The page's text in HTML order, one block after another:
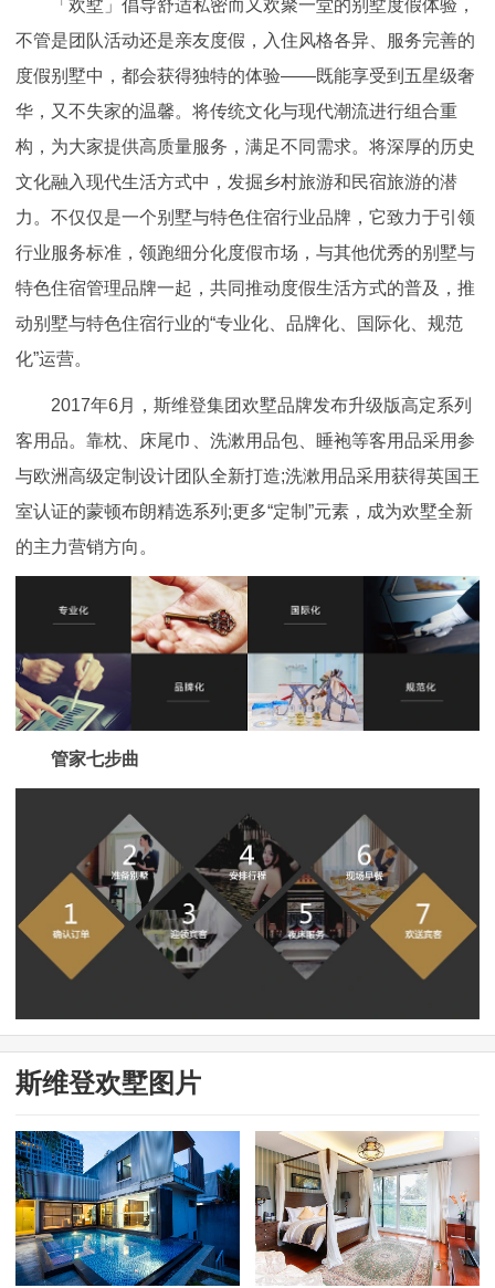
「欢墅」倡导舒适私密而又欢聚一堂的别墅度假体验，
不管是团队活动还是亲友度假，入住风格各异、服务完善的
度假别墅中，都会获得独特的体验——既能享受到五星级奢
华，又不失家的温馨。将传统文化与现代潮流进行组合重
构，为大家提供高质量服务，满足不同需求。将深厚的历史
文化融入现代生活方式中，发掘乡村旅游和民宿旅游的潜
力。不仅仅是一个别墅与特色住宿行业品牌，它致力于引领
行业服务标准，领跑细分化度假市场，与其他优秀的别墅与
特色住宿管理品牌一起，共同推动度假生活方式的普及，推
动别墅与特色住宿行业的“专业化、品牌化、国际化、规范
化”运营。
2017年6月，斯维登集团欢墅品牌发布升级版高定系列
客用品。靠枕、床尾巾、洗漱用品包、睡袍等客用品采用参
与欧洲高级定制设计团队全新打造;洗漱用品采用获得英国王
室认证的蒙顿布朗精选系列;更多“定制”元素，成为欢墅全新
的主力营销方向。
管家七步曲
斯维登欢墅图片